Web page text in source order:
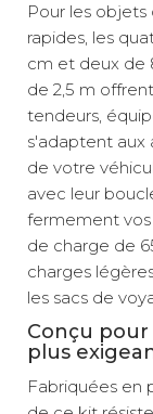
Pour les
rapides, les
cm et deux de
de 2,5 m
tendeurs,
s'adaptent aux
de votre
avec leur
fermement vos
de charge de
charges
les sacs de
Conçu
plus
Fabriquées en